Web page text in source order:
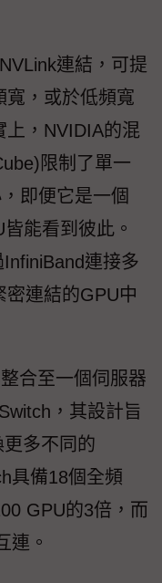
連結，可提
寬，或於低頻寬
上，NVIDIA的混
限制了單一
即便它是一個
能看到彼此。
連接多
密連結的GPU中
合至一個伺服器
，其設計旨
多不同的
具備18個全頻
GPU的3倍，而
連。